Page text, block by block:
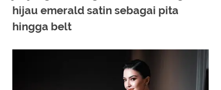
hijau emerald satin sebagai pita
hingga belt